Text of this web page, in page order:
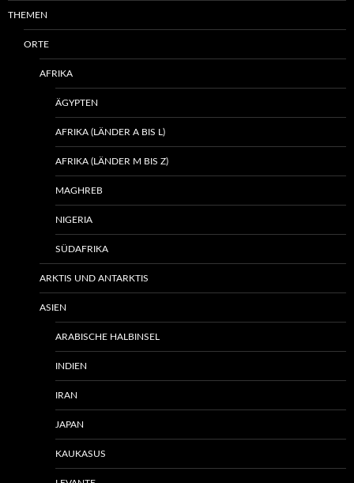
THEMEN
ORTE
AFRIKA
ÄGYPTEN
AFRIKA (LÄNDER A BIS L)
AFRIKA (LÄNDER M BIS Z)
MAGHREB
NIGERIA
SÜDAFRIKA
ARKTIS UND ANTARKTIS
ASIEN
ARABISCHE HALBINSEL
INDIEN
IRAN
JAPAN
KAUKASUS